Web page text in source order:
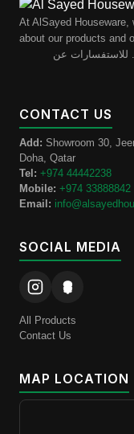
At AlSayed Houseware,
about our products and
للاستفسارات عن
CONTACT US
Add: Showroom 30,
Doha, Qatar
Tel: +974 44442238
Mobile: +974 33888842
Email:
SOCIAL MEDIA
All Products
Contact Us
MAP LOCATION